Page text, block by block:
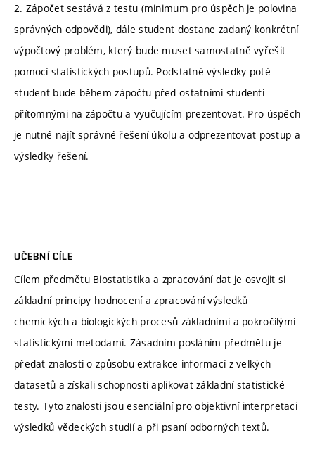
2. Zápočet sestává z testu (minimum pro úspěch je polovina
správných odpovědi), dále student dostane zadaný konkrétní
výpočtový problém, který bude muset samostatně vyřešit
pomocí statistických postupů. Podstatné výsledky poté
student bude během zápočtu před ostatními studenti
přítomnými na zápočtu a vyučujícím prezentovat. Pro úspěch
je nutné najít správné řešení úkolu a odprezentovat postup a
výsledky řešení.
UČEBNÍ CÍLE
Cílem předmětu Biostatistika a zpracování dat je osvojit si
základní principy hodnocení a zpracování výsledků
chemických a biologických procesů základními a pokročilými
statistickými metodami. Zásadním posláním předmětu je
předat znalosti o způsobu extrakce informací z velkých
datasetů a získali schopnosti aplikovat základní statistické
testy. Tyto znalosti jsou esenciální pro objektivní interpretaci
výsledků vědeckých studií a při psaní odborných textů.